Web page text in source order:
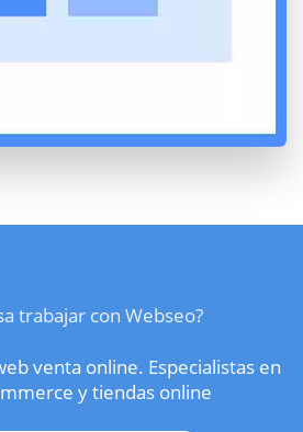
trabajar con Webseo?
venta online. Especialistas en
y tiendas online